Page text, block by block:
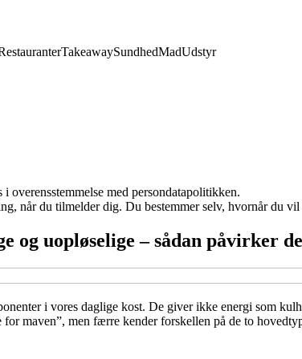
TakeawaySundhedMadUdstyr
overensstemmelse med persondatapolitikken.
når du tilmelder dig. Du bestemmer selv, hvornår du vil
og uopløselige – sådan påvirker
i vores daglige kost. De giver ikke energi som
for maven”, men færre kender forskellen på de to